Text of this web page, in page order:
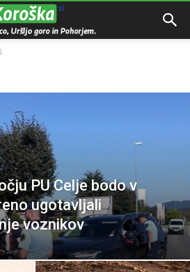
PU Celje bodo v
ugotavljali
voznikov